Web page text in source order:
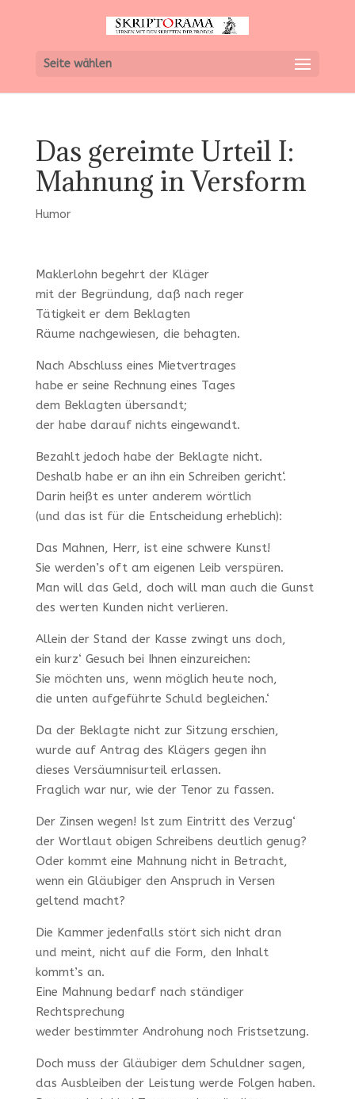
Seite wählen
Das gereimte Urteil I:
Mahnung in Versform
Humor
Maklerlohn begehrt der Kläger
mit der Begründung, daß nach reger
Tätigkeit er dem Beklagten
Räume nachgewiesen, die behagten.
Nach Abschluss eines Mietvertrages
habe er seine Rechnung eines Tages
dem Beklagten übersandt;
der habe darauf nichts eingewandt.
Bezahlt jedoch habe der Beklagte nicht.
Deshalb habe er an ihn ein Schreiben gericht‘.
Darin heißt es unter anderem wörtlich
(und das ist für die Entscheidung erheblich):
Das Mahnen, Herr, ist eine schwere Kunst!
Sie werden’s oft am eigenen Leib verspüren.
Man will das Geld, doch will man auch die Gunst
des werten Kunden nicht verlieren.
Allein der Stand der Kasse zwingt uns doch,
ein kurz‘ Gesuch bei Ihnen einzureichen:
Sie möchten uns, wenn möglich heute noch,
die unten aufgeführte Schuld begleichen.‘
Da der Beklagte nicht zur Sitzung erschien,
wurde auf Antrag des Klägers gegen ihn
dieses Versäumnisurteil erlassen.
Fraglich war nur, wie der Tenor zu fassen.
Der Zinsen wegen! Ist zum Eintritt des Verzug‘
der Wortlaut obigen Schreibens deutlich genug?
Oder kommt eine Mahnung nicht in Betracht,
wenn ein Gläubiger den Anspruch in Versen
geltend macht?
Die Kammer jedenfalls stört sich nicht dran
und meint, nicht auf die Form, den Inhalt
kommt’s an.
Eine Mahnung bedarf nach ständiger
Rechtsprechung
weder bestimmter Androhung noch Fristsetzung.
Doch muss der Gläubiger dem Schuldner sagen,
das Ausbleiben der Leistung werde Folgen haben.